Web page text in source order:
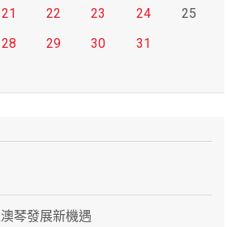
21 22 23 24
25
28 29 30
31
琴發展新機遇